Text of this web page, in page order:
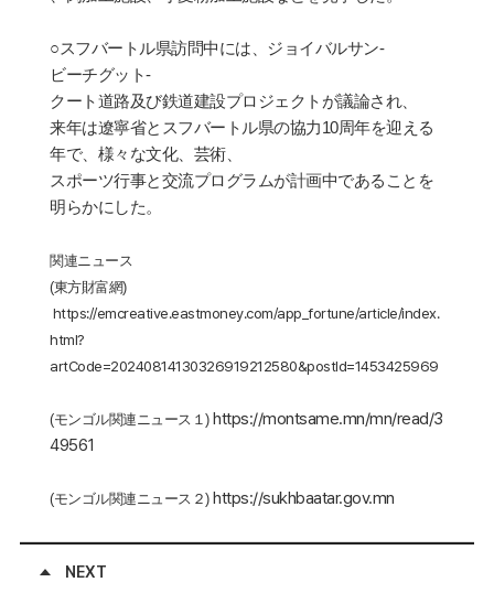
○スフバートル県訪問中には、ジョイバルサン-
ビーチグット-
クート道路及び鉄道建設プロジェクトが議論され、
来年は遼寧省とスフバートル県の協力10周年を迎える
年で、様々な文化、芸術、
スポーツ行事と交流プログラムが計画中であることを
明らかにした。
関連ニュース
(東方財富網)
https://emcreative.eastmoney.com/app_fortune/article/index.
html?
artCode=20240814130326919212580&postId=1453425969
(モンゴル関連ニュース１ ) https://montsame.mn/mn/read/3
49561
(モンゴル関連ニュース２) https://sukhbaatar.gov.mn
NEXT